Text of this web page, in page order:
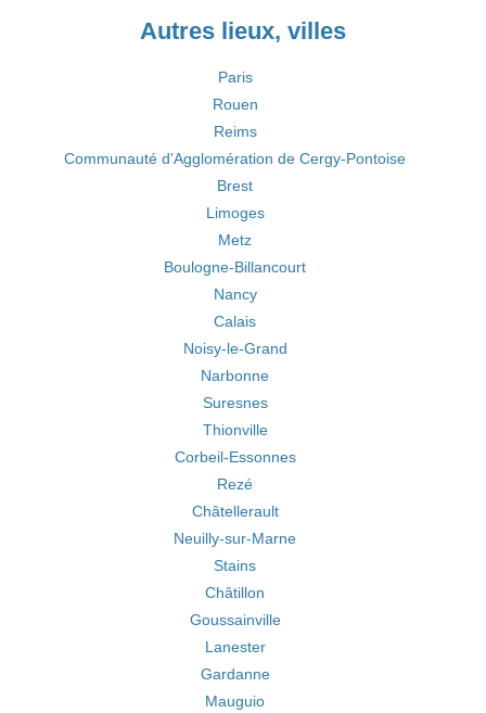
Autres lieux, villes
Paris
Rouen
Reims
Communauté d'Agglomération de Cergy-Pontoise
Brest
Limoges
Metz
Boulogne-Billancourt
Nancy
Calais
Noisy-le-Grand
Narbonne
Suresnes
Thionville
Corbeil-Essonnes
Rezé
Châtellerault
Neuilly-sur-Marne
Stains
Châtillon
Goussainville
Lanester
Gardanne
Mauguio